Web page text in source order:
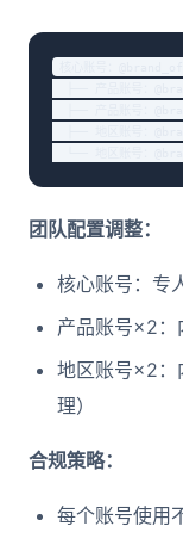
团队配置调整：
核心账号：专
产品账号×2：
地区账号×2：
理）
合规策略：
每个账号使用